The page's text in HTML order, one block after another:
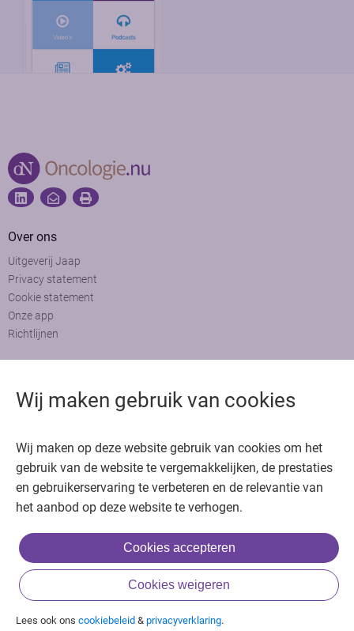
Wij maken gebruik van cookies
Wij maken op deze website gebruik van cookies om het
gebruik van de website te vergemakkelijken, de prestaties
en gebruikerservaring te verbeteren en de relevantie van
het aanbod op deze website te verhogen.
Cookies accepteren
Cookies weigeren
Lees ook ons cookiebeleid & privacyverklaring.
Bedankt voor het bezoeken van Oncologie.nu
Krijg gratis toegang in 30 seconden of log in om verder te gaan
of
Inloggen met BIG & achternaam
Inloggen met een account
Over ons
Uitgeverij Jaap
Privacy statement
Cookie statement
Onze app
Richtlijnen
Adviesraad
Copyright © 2026. Uitgeverij Jaap. Alle rechten voorbehouden.